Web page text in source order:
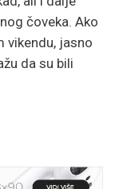
čoveka. Ako
vikendu, jasno
da su bili